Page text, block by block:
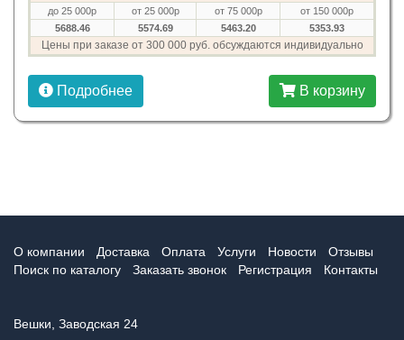
до 25 000р от 25 000р от 75 000р
от 150 000р
5688.46
5574.69 5463.20 5353.93
Цены при заказе от 300 000 руб. обсуждаются индивидуально
Подробнее В корзину
О компании Доставка Оплата Услуги Новости
Отзывы
Поиск по каталогу
Заказать звонок Регистрация Контакты
Вешки, Заводская 24